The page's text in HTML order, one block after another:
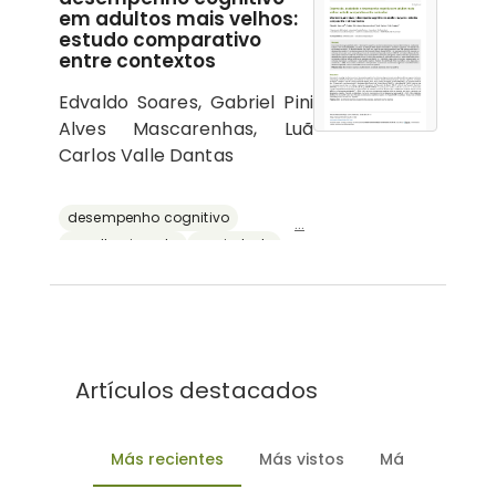
em adultos mais velhos:
estudo comparativo
entre contextos
Edvaldo Soares, Gabriel Pini
Alves Mascarenhas, Luã
Carlos Valle Dantas
desempenho cognitivo
envelhecimento
ansiedade
...
Artículos destacados
Más recientes Más vistos Más